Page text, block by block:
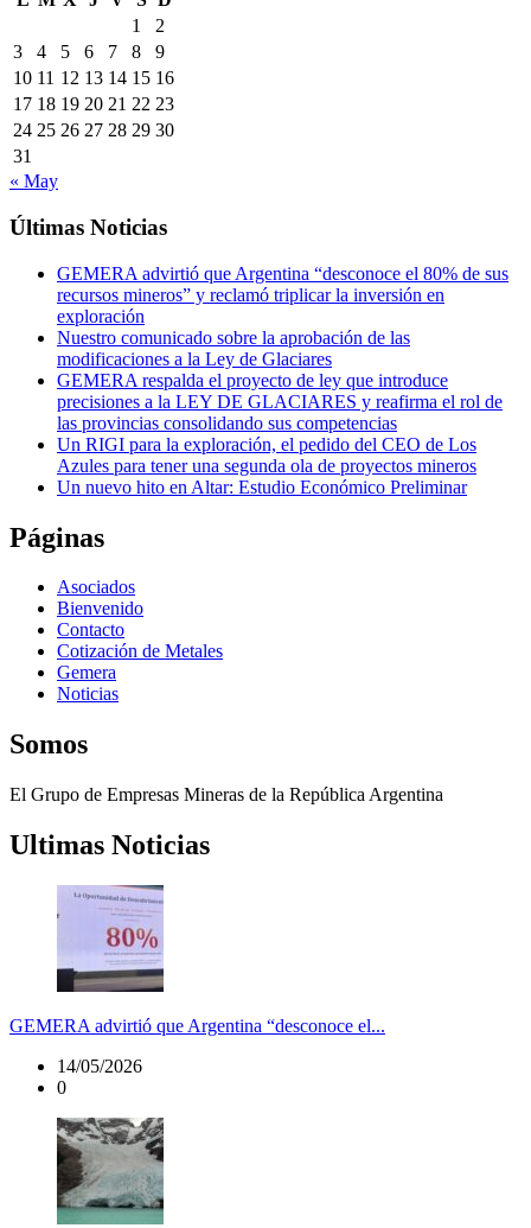
1
2
3
4 5 6 7 8
9
10 11 12 13 14 15 16
17 18 19 20 21 22 23
24 25 26 27 28 29 30
31
« May
Últimas Noticias
GEMERA advirtió que Argentina “desconoce el 80% de sus
recursos mineros” y reclamó triplicar la inversión en
exploración
Nuestro comunicado sobre la aprobación de las
modificaciones a la Ley de Glaciares
GEMERA respalda el proyecto de ley que introduce
precisiones a la LEY DE GLACIARES y reafirma el rol de
las provincias consolidando sus competencias
Un RIGI para la exploración, el pedido del CEO de Los
Azules para tener una segunda ola de proyectos mineros
Un nuevo hito en Altar: Estudio Económico Preliminar
Páginas
Asociados
Bienvenido
Contacto
Cotización de Metales
Gemera
Noticias
Somos
El Grupo de Empresas Mineras de la República Argentina
Ultimas Noticias
GEMERA advirtió que Argentina “desconoce el...
14/05/2026
0